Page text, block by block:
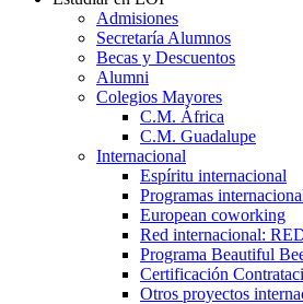
Admisiones
Secretaría Alumnos
Becas y Descuentos
Alumni
Colegios Mayores
C.M. África
C.M. Guadalupe
Internacional
Espíritu internacional
Programas
European coworking
Red internacional:
Programa Beautiful
Certificación
Otros proyectos